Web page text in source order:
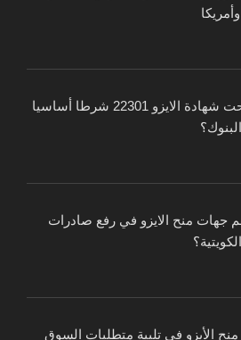
لماذا أصبحت شهادة الايزو 22301 شرطا أساسيا
جهات منح الايزو في رفع صادرات
الأيزو في تلبية متطلبات السوق